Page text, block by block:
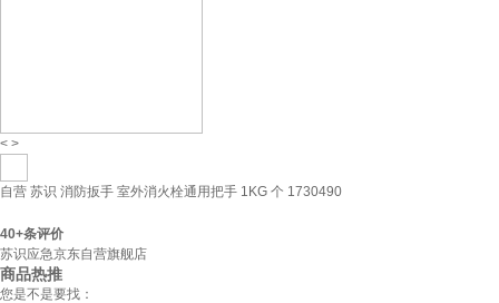
< >
自营 苏识 消防扳手 室外消火栓通用把手 1KG 个 1730490
40+条评价
苏识应急京东自营旗舰店
商品热推
您是不是要找：